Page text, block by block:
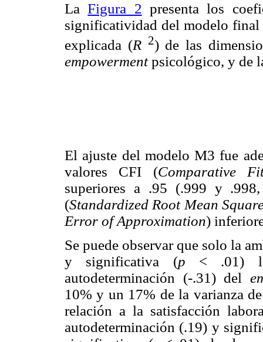
LaFigura 2 presenta los
significatividad del modelo
explicada (R 2) de las
empowermentpsicológico, y de
El ajuste del modelo M3 fue
valores CFI (Comparative
superiores a .95 (.999 y
(Standardized Root Mean
Error of Approximation)
Se puede observar que solo la
y significativa (p < .01)
autodeterminación (-.31) del
10% y un 17% de la varianza
relación a la satisfacción
autodeterminación (.19) y